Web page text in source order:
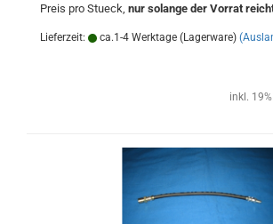
Preis pro Stueck, nur solange der Vorrat
Lieferzeit: ca.1-4 Werktage (Lagerware)
inkl.